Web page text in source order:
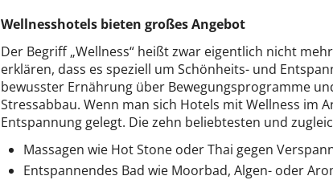
Wellnesshotels bieten großes Angebot
Der Begriff „Wellness“ heißt zwar eigentlich nicht
erklären, dass es speziell um Schönheits- und
bewusster Ernährung über Bewegungsprogramme
Stressabbau. Wenn man sich Hotels mit Wellness im
Entspannung gelegt. Die zehn beliebtesten und
Massagen wie Hot Stone oder Thai gegen
Entspannendes Bad wie Moorbad, Algen- oder